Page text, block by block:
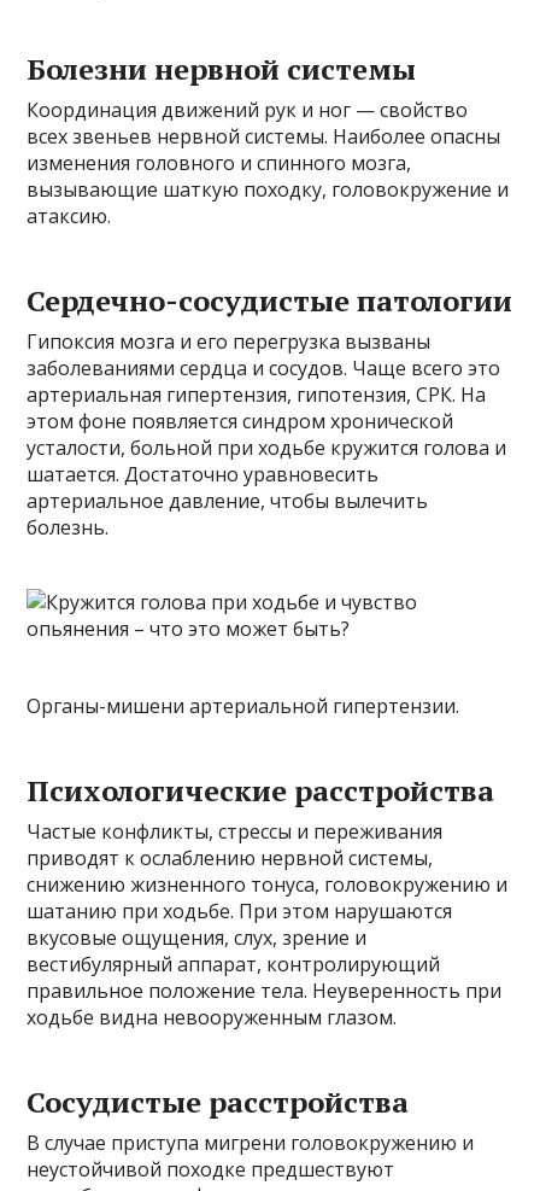
Болезни нервной системы
Координация движений рук и ног — свойство
всех звеньев нервной системы. Наиболее опасны
изменения головного и спинного мозга,
вызывающие шаткую походку, головокружение и
атаксию.
Сердечно-сосудистые патологии
Гипоксия мозга и его перегрузка вызваны
заболеваниями сердца и сосудов. Чаще всего это
артериальная гипертензия, гипотензия, СРК. На
этом фоне появляется синдром хронической
усталости, больной при ходьбе кружится голова и
шатается. Достаточно уравновесить
артериальное давление, чтобы вылечить
болезнь.
Органы-мишени артериальной гипертензии.
Психологические расстройства
Частые конфликты, стрессы и переживания
приводят к ослаблению нервной системы,
снижению жизненного тонуса, головокружению и
шатанию при ходьбе. При этом нарушаются
вкусовые ощущения, слух, зрение и
вестибулярный аппарат, контролирующий
правильное положение тела. Неуверенность при
ходьбе видна невооруженным глазом.
Сосудистые расстройства
В случае приступа мигрени головокружению и
неустойчивой походке предшествуют